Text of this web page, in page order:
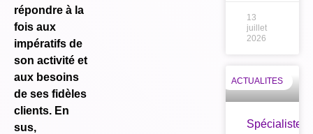
répondre à la
fois aux
impératifs de
son activité et
aux besoins
de ses fidèles
clients. En
sus,
13
juillet
2026
ACTUALITES
Spécialiste